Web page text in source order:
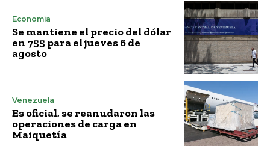
Economía
Se mantiene el precio del dólar
en 755 para el jueves 6 de
agosto
Venezuela
Es oficial, se reanudaron las
operaciones de carga en
Maiquetía